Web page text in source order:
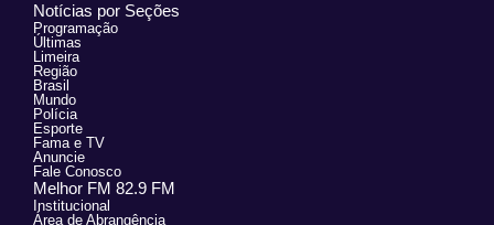
Notícias por Seções
Programação
Últimas
Limeira
Região
Brasil
Mundo
Polícia
Esporte
Fama e TV
Anuncie
Fale Conosco
Melhor FM 82.9 FM
Institucional
Área de Abrangência